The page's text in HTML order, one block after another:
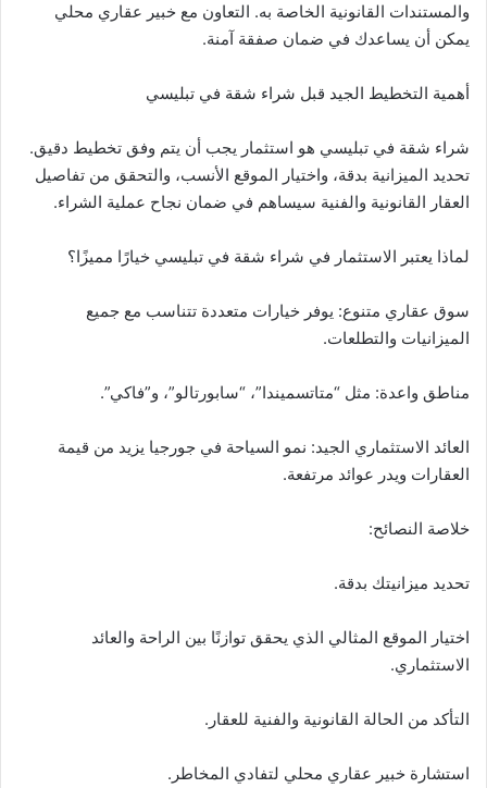
والمستندات القانونية الخاصة به. التعاون مع خبير عقاري محلي
يمكن أن يساعدك في ضمان صفقة آمنة.
أهمية التخطيط الجيد قبل شراء شقة في تبليسي
شراء شقة في تبليسي هو استثمار يجب أن يتم وفق تخطيط دقيق.
تحديد الميزانية بدقة، واختيار الموقع الأنسب، والتحقق من تفاصيل
العقار القانونية والفنية سيساهم في ضمان نجاح عملية الشراء.
لماذا يعتبر الاستثمار في شراء شقة في تبليسي خيارًا مميزًا؟
سوق عقاري متنوع: يوفر خيارات متعددة تتناسب مع جميع
الميزانيات والتطلعات.
مناطق واعدة: مثل “متاتسميندا”، “سابورتالو”، و”فاكي”.
العائد الاستثماري الجيد: نمو السياحة في جورجيا يزيد من قيمة
العقارات ويدر عوائد مرتفعة.
خلاصة النصائح:
تحديد ميزانيتك بدقة.
اختيار الموقع المثالي الذي يحقق توازنًا بين الراحة والعائد
الاستثماري.
التأكد من الحالة القانونية والفنية للعقار.
استشارة خبير عقاري محلي لتفادي المخاطر.